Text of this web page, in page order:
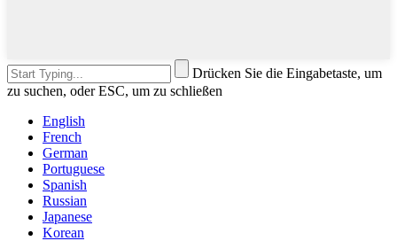
Drücken Sie die Eingabetaste, um
zu suchen, oder ESC, um zu schließen
English
French
German
Portuguese
Spanish
Russian
Japanese
Korean